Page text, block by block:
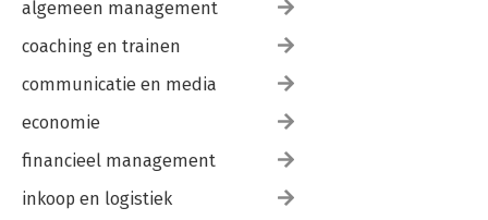
algemeen management
coaching en trainen
communicatie en media
economie
financieel management
inkoop en logistiek